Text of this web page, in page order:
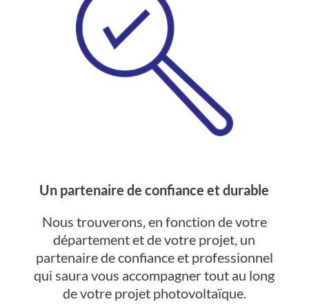
Un partenaire de confiance et durable
Nous trouverons, en fonction de votre
département et de votre projet, un
partenaire de confiance et professionnel
qui saura vous accompagner tout au long
de votre projet photovoltaïque.